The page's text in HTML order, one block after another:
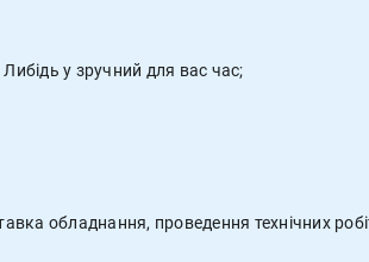
у зручний для вас час;
обладнання, проведення технічних